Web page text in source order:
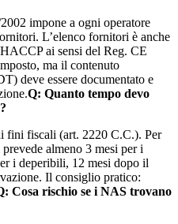
impone a ogni operatore
L’elenco fornitori è anche
ai sensi del Reg. CE
ma il contenuto
deve essere documentato e
Q: Quanto tempo devo
fini fiscali (art. 2220 C.C.). Per
almeno 3 mesi per i
i deperibili, 12 mesi dopo il
Il consiglio pratico:
Cosa rischio se i NAS trovano